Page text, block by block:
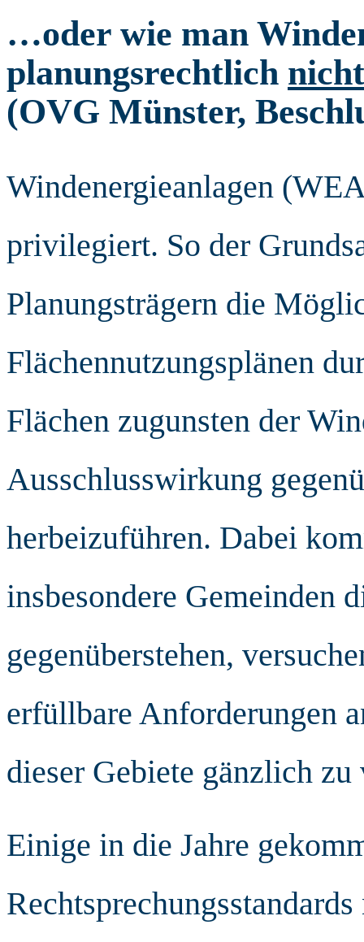
…oder wie man
planungsrechtlich nicht
(OVG Münster,
Windenergieanlagen
privilegiert. So der
Planungsträgern die
Flächennutzungsplänen
Flächen zugunsten der
Ausschlusswirkung
herbeizuführen. Dabei
insbesondere Gemeinden
gegenüberstehen,
erfüllbare Anforderungen
dieser Gebiete gänzlich zu
Einige in die Jahre